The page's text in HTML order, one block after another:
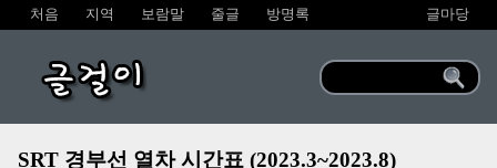
처음 지역 보람말 줄글 방명록 글마당
글걸이
SRT 경부선 열차 시간표 (2023.3~2023.8)